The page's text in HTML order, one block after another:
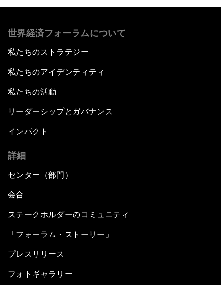
世界経済フォーラムについて
私たちのストラテジー
私たちのアイデンティティ
私たちの活動
リーダーシップとガバナンス
インパクト
詳細
センター（部門）
会合
ステークホルダーのコミュニティ
「フォーラム・ストーリー」
プレスリリース
フォトギャラリー